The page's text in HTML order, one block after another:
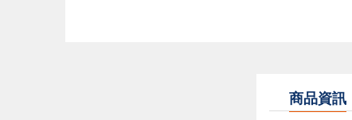
商品資訊